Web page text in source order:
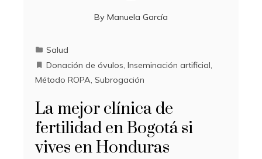
By Manuela García
Salud
Donación de óvulos, Inseminación artificial,
Método ROPA, Subrogación
La mejor clínica de
fertilidad en Bogotá si
vives en Honduras